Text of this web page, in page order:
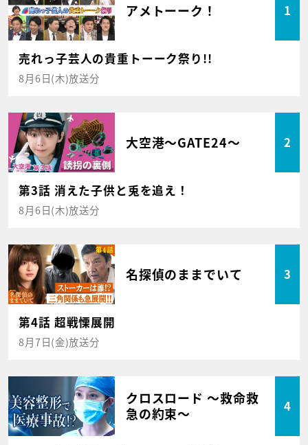
アメトーーク！ 1
売れっ子芸人の貴重トーーク祭り!!
8月6日(木)放送分
大空港～GATE24～ 2
第3話 消えた子供と兎を追え！
8月6日(木)放送分
名探偵のままでいて 3
第4話 超戦慄展開
8月7日(金)放送分
クロスロード ～救命救
急の約束～
4